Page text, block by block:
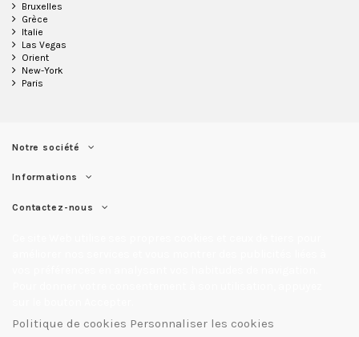
Bruxelles
Grèce
Italie
Las Vegas
Orient
New-York
Paris
Notre société
Informations
Contactez-nous
Politique de cookies Personnaliser les cookies